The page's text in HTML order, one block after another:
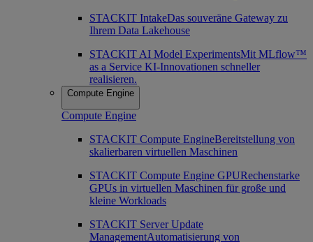
STACKIT IntakeDas souveräne Gateway zu
Ihrem Data Lakehouse
STACKIT AI Model ExperimentsMit MLflow™
as a Service KI-Innovationen schneller
realisieren.
Compute Engine
Compute Engine
STACKIT Compute EngineBereitstellung von
skalierbaren virtuellen Maschinen
STACKIT Compute Engine GPURechenstarke
GPUs in virtuellen Maschinen für große und
kleine Workloads
STACKIT Server Update
ManagementAutomatisierung von